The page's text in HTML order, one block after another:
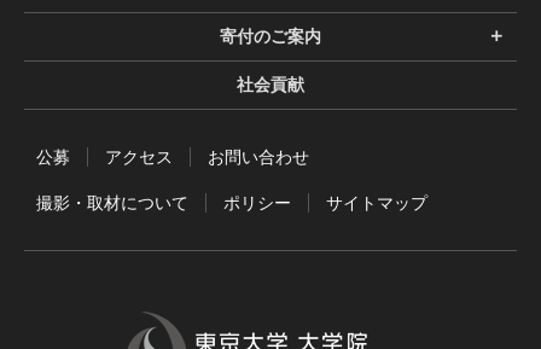
寄付のご案内
社会貢献
公募 アクセス お問い合わせ
撮影・取材について ポリシー サイトマップ